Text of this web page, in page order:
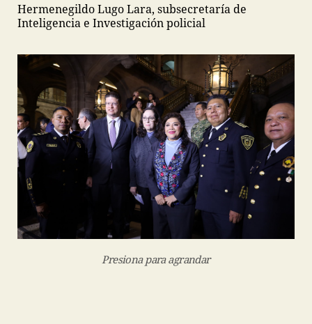
Hermenegildo Lugo Lara, subsecretaría de
Inteligencia e Investigación policial
Presiona para agrandar